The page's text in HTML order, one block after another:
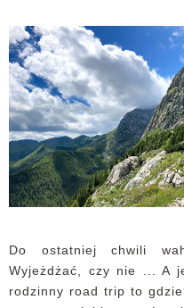
Do ostatniej chwili
Wyjeżdżać, czy nie ... A
rodzinny road trip to